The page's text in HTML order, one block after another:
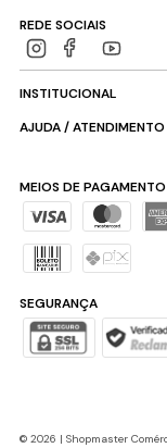
REDE SOCIAIS
INSTITUCIONAL
AJUDA / ATENDIMENTO
MEIOS DE PAGAMENTO
SEGURANÇA
© 2026 | Shopmaster